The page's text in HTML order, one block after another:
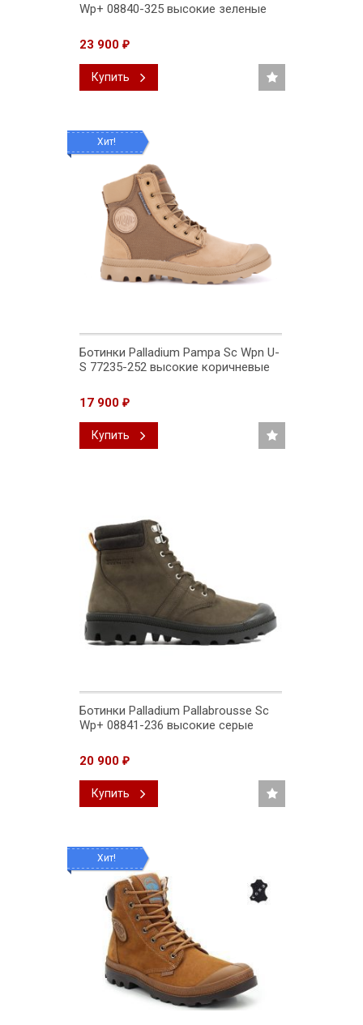
Wp+ 08840-325 высокие зеленые
23 900 ₽
Купить
Хит!
Ботинки Palladium Pampa Sc Wpn U-
S 77235-252 высокие коричневые
17 900 ₽
Купить
Ботинки Palladium Pallabrousse Sc
Wp+ 08841-236 высокие серые
20 900 ₽
Купить
Хит!